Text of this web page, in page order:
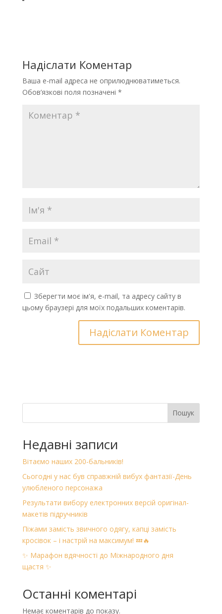
Надіслати Коментар
Ваша e-mail адреса не оприлюднюватиметься.
Обов’язкові поля позначені *
Зберегти моє ім'я, e-mail, та адресу сайту в
цьому браузері для моїх подальших коментарів.
Пошук
Недавні записи
Вітаємо наших 200-бальників!
Сьогодні у нас був справжній вибух фантазії-День
улюбленого персонажа
Результати вибору електронних версій оригінал-
макетів підручників
Піжами замість звичного одягу, капці замість
кросівок – і настрій на максимум! 💤🔥
✨ Марафон вдячності до Міжнародного дня
щастя ✨
Останні коментарі
Немає коментарів до показу.